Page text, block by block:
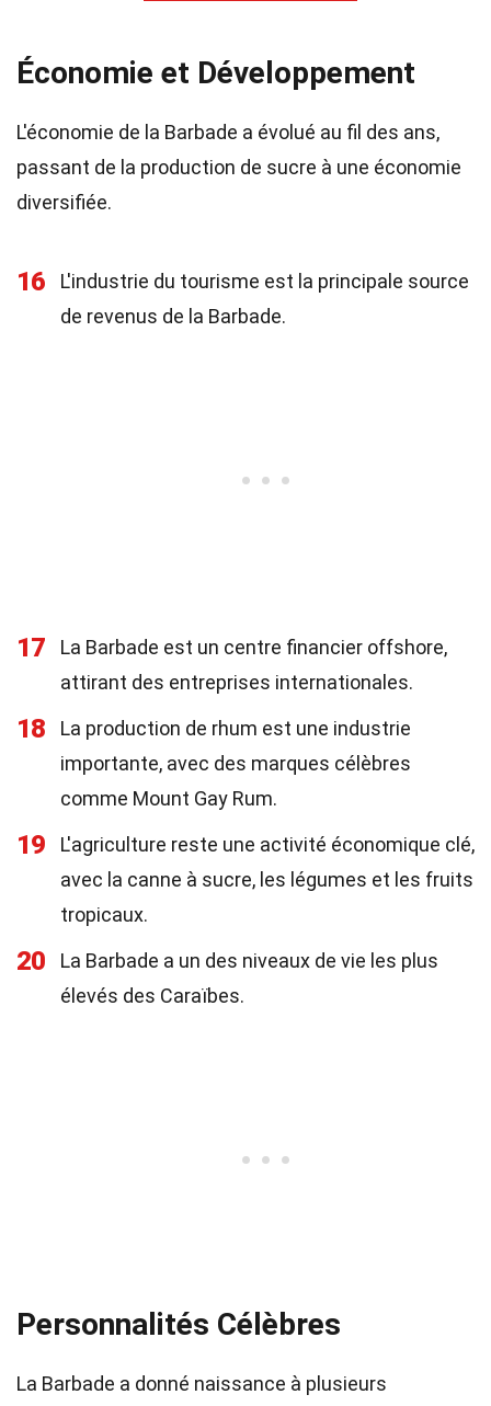
Économie et Développement
L'économie de la Barbade a évolué au fil des ans,
passant de la production de sucre à une économie
diversifiée.
16
L'industrie du tourisme est la principale source
de revenus de la Barbade.
17
La Barbade est un centre financier offshore,
attirant des entreprises internationales.
18
La production de rhum est une industrie
importante, avec des marques célèbres
comme Mount Gay Rum.
19
L'agriculture reste une activité économique clé,
avec la canne à sucre, les légumes et les fruits
tropicaux.
20
La Barbade a un des niveaux de vie les plus
élevés des Caraïbes.
Personnalités Célèbres
La Barbade a donné naissance à plusieurs